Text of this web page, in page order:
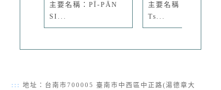
主要名稱：PĪ-PĀN
SI...
主要名稱：Kū-Iok
Ts...
::: 地址：台南市700005 臺南市中西區中正路(湯德章大